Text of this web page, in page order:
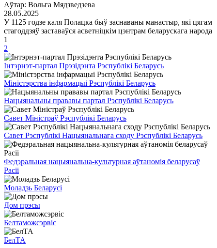
Аўтар: Вольга Мядзведзева
28.05.2025
У 1125 годзе каля Полацка быў заснаваны манастыр, які цягам
стагоддзяў заставаўся асветніцкім цэнтрам беларускага народа
1
2
Інтэрнэт-партал Прэзідэнта Рэспублікі Беларусь
Міністэрства інфармацыі Рэспублікі Беларусь
Нацыянальны прававы партал Рэспублікі Беларусь
Савет Міністраў Рэспублікі Беларусь
Савет Рэспублікі Нацыянальнага сходу Рэспублікі Беларусь
Федэральная нацыянальна-культурная аўтаномія беларусаў
Расіі
Моладзь Беларусі
Дом прэсы
Белтаможсэрвіс
БелТА